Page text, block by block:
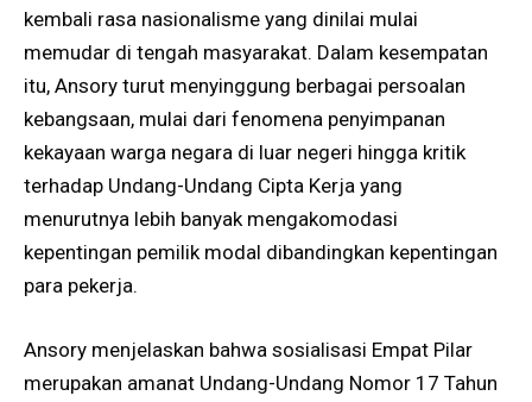
kembali rasa nasionalisme yang dinilai mulai
memudar di tengah masyarakat. Dalam kesempatan
itu, Ansory turut menyinggung berbagai persoalan
kebangsaan, mulai dari fenomena penyimpanan
kekayaan warga negara di luar negeri hingga kritik
terhadap Undang-Undang Cipta Kerja yang
menurutnya lebih banyak mengakomodasi
kepentingan pemilik modal dibandingkan kepentingan
para pekerja.
Ansory menjelaskan bahwa sosialisasi Empat Pilar
merupakan amanat Undang-Undang Nomor 17 Tahun